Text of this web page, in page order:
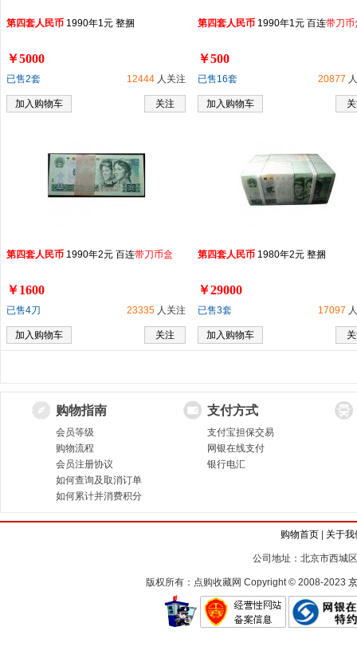
第四套人民币 1990年1元 整捆
￥5000
12444 人关注
已售2套
关注
加入购物车
第四套人民币 1990年1元 百连带刀币
￥500
20877
已售16套
加入购物车
第四套人民币 1990年2元 百连带刀币盒
￥1600
23335 人关注
已售4刀
关注
加入购物车
第四套人民币 1980年2元 整捆
￥29000
17097
已售3套
加入购物车
购物指南
会员等级
购物流程
会员注册协议
如何查询及取消订单
如何累计并消费积分
支付方式
支付宝担保交易
网银在线支付
银行电汇
购物首页 关于我
公司地址：北京市西城
版权所有：点购收藏网 Copyright © 2008-2023